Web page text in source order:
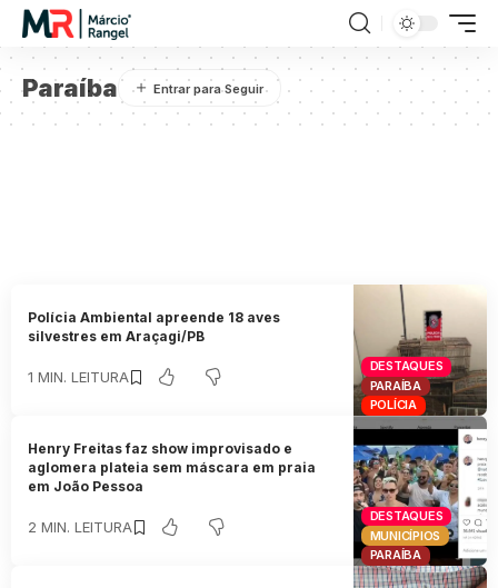
Paraíba
DESTAQUES
PARAÍBA
POLÍCIA
Polícia Ambiental apreende 18 aves
silvestres em Araçagi/PB
1 MIN. LEITURA
DESTAQUES
MUNICÍPIOS
PARAÍBA
Henry Freitas faz show improvisado e
aglomera plateia sem máscara em praia
em João Pessoa
2 MIN. LEITURA